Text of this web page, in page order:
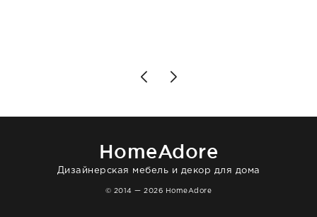
то качество выше всяких похвал. Выглядит
HomeAdore
Дизайнерская мебель и декор для дома
© 2014 — 2026 HomeAdore